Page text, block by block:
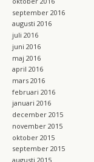
september 2016
augusti 2016
juli 2016
juni 2016
maj 2016
april 2016
mars 2016
februari 2016
januari 2016
december 2015
november 2015
oktober 2015
september 2015
augusti 2015